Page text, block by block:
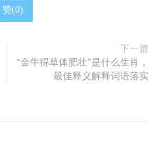
赞(0)
下一篇
“金牛得草体肥壮”是什么生肖，
最佳释义解释词语落实